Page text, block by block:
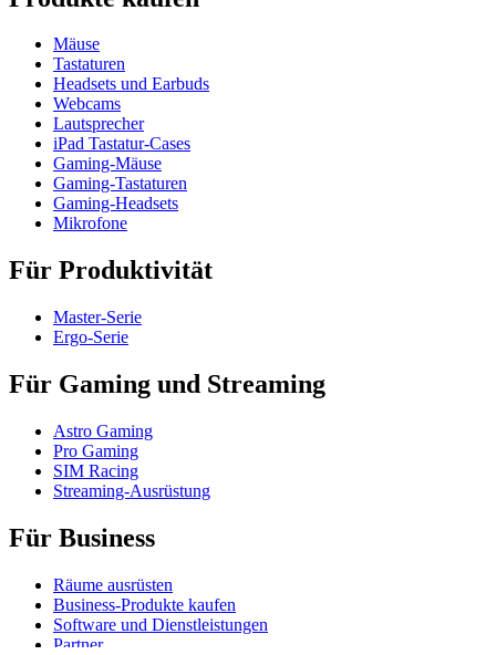
Mäuse
Tastaturen
Headsets und Earbuds
Webcams
Lautsprecher
iPad Tastatur-Cases
Gaming-Mäuse
Gaming-Tastaturen
Gaming-Headsets
Mikrofone
Für Produktivität
Master-Serie
Ergo-Serie
Für Gaming und Streaming
Astro Gaming
Pro Gaming
SIM Racing
Streaming-Ausrüstung
Für Business
Räume ausrüsten
Business-Produkte kaufen
Software und Dienstleistungen
Partner